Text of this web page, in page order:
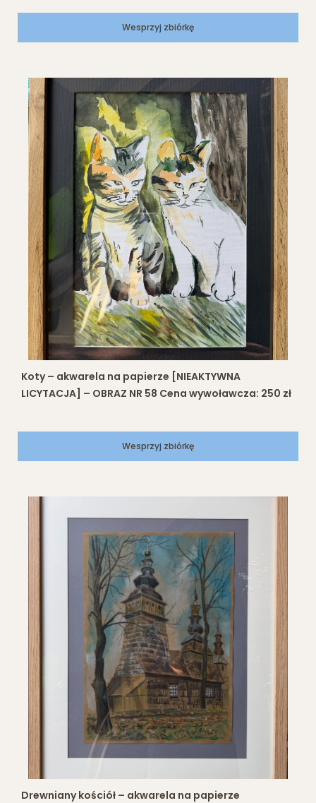
Wesprzyj zbiórkę
Koty – akwarela na papierze [NIEAKTYWNA
LICYTACJA] – OBRAZ NR 58 Cena wywoławcza: 250 zł
Wesprzyj zbiórkę
Drewniany kościół – akwarela na papierze